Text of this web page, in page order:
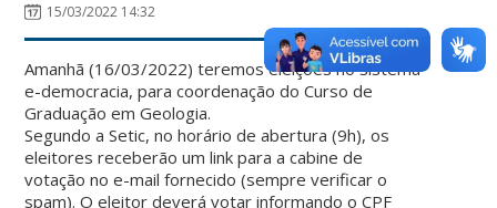
15/03/2022 14:32
Amanhã (16/03/2022) teremos eleições no sistema
e-democracia, para coordenação do Curso de
Graduação em Geologia.
Segundo a Setic, no horário de abertura (9h), os
eleitores receberão um link para a cabine de
votação no e-mail fornecido (sempre verificar o
spam). O eleitor deverá votar informando o CPF